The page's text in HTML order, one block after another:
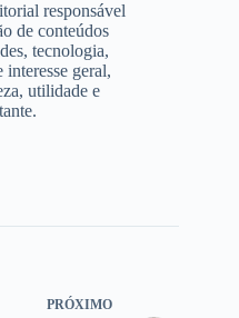
responsável
de conteúdos
tecnologia,
interesse geral,
utilidade e
PRÓXIMO